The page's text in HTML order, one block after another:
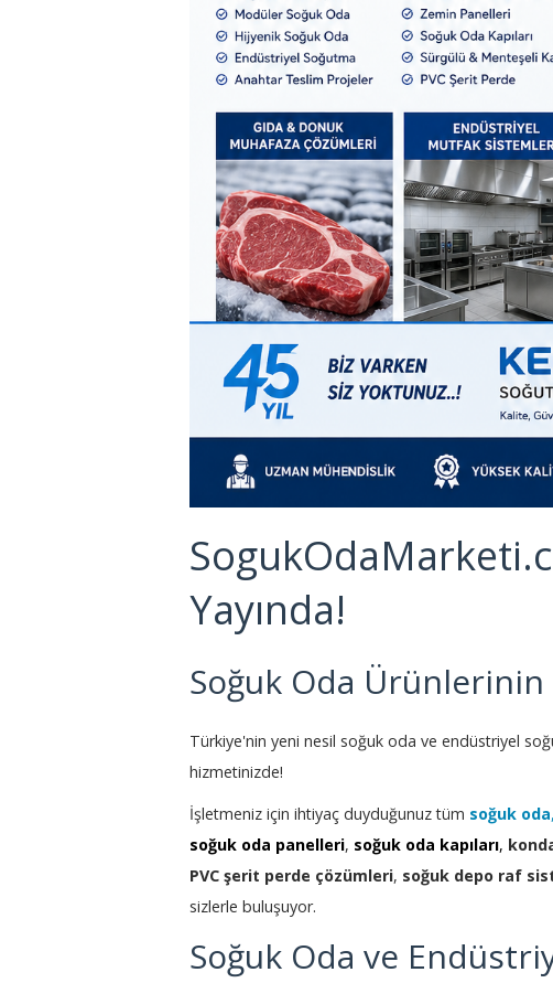
Yayında!
Soğuk Oda Ürünlerinin
Türkiye'nin yeni nesil soğuk oda ve endüstriyel
hizmetinizde!
İşletmeniz için ihtiyaç duyduğunuz tüm soğuk oda,
soğuk oda panelleri, soğuk oda kapıları,
PVC şerit perde çözümleri, soğuk depo raf
sizlerle buluşuyor.
Soğuk Oda ve